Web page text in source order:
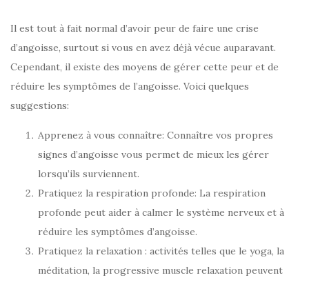
Il est tout à fait normal d’avoir peur de faire une crise
d’angoisse, surtout si vous en avez déjà vécue auparavant.
Cependant, il existe des moyens de gérer cette peur et de
réduire les symptômes de l’angoisse. Voici quelques
suggestions:
Apprenez à vous connaître: Connaître vos propres
signes d’angoisse vous permet de mieux les gérer
lorsqu’ils surviennent.
Pratiquez la respiration profonde: La respiration
profonde peut aider à calmer le système nerveux et à
réduire les symptômes d’angoisse.
Pratiquez la relaxation : activités telles que le yoga, la
méditation, la progressive muscle relaxation peuvent